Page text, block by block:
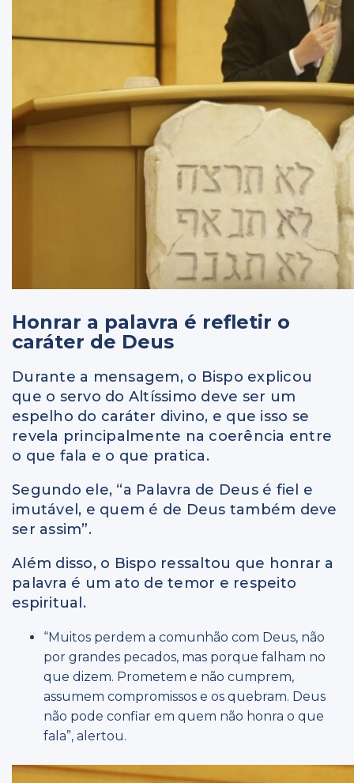
Honrar a palavra é refletir o
caráter de Deus
Durante a mensagem, o Bispo explicou
que o servo do Altíssimo deve ser um
espelho do caráter divino, e que isso se
revela principalmente na coerência entre
o que fala e o que pratica.
Segundo ele, “a Palavra de Deus é fiel e
imutável, e quem é de Deus também deve
ser assim”.
Além disso, o Bispo ressaltou que honrar a
palavra é um ato de temor e respeito
espiritual.
“Muitos perdem a comunhão com Deus, não
por grandes pecados, mas porque falham no
que dizem. Prometem e não cumprem,
assumem compromissos e os quebram. Deus
não pode confiar em quem não honra o que
fala”, alertou.